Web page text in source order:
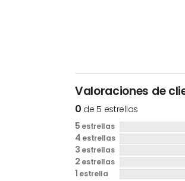
Valoraciones de
0 de 5 estrellas
5 estrellas
4 estrellas
3 estrellas
2 estrellas
1 estrella